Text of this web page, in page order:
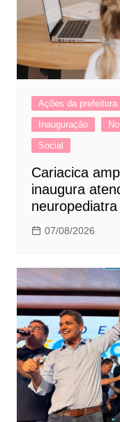
Ações da prefeitura
Inauguração
Social
Cariacica
inaugura
07/08/2026